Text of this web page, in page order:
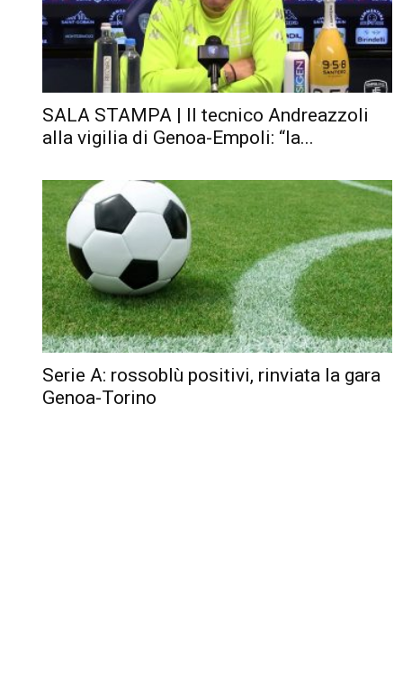
SALA STAMPA | Il tecnico Andreazzoli
alla vigilia di Genoa-Empoli: “la...
Serie A: rossoblù positivi, rinviata la gara
Genoa-Torino